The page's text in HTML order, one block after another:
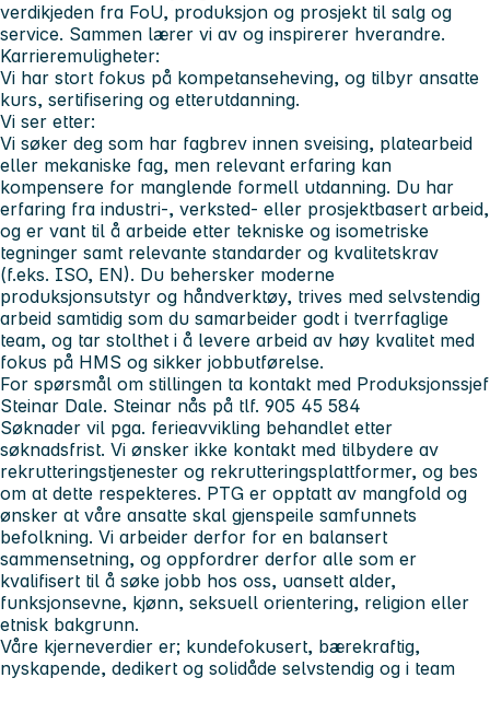
verdikjeden fra FoU, produksjon og prosjekt til salg og
service. Sammen lærer vi av og inspirerer hverandre.
Karrieremuligheter:
Vi har stort fokus på kompetanseheving, og tilbyr ansatte
kurs, sertifisering og etterutdanning.
Vi ser etter:
Vi søker deg som har fagbrev innen sveising, platearbeid
eller mekaniske fag, men relevant erfaring kan
kompensere for manglende formell utdanning. Du har
erfaring fra industri-, verksted- eller prosjektbasert arbeid,
og er vant til å arbeide etter tekniske og isometriske
tegninger samt relevante standarder og kvalitetskrav
(f.eks. ISO, EN). Du behersker moderne
produksjonsutstyr og håndverktøy, trives med selvstendig
arbeid samtidig som du samarbeider godt i tverrfaglige
team, og tar stolthet i å levere arbeid av høy kvalitet med
fokus på HMS og sikker jobbutførelse.
For spørsmål om stillingen ta kontakt med Produksjonssjef
Steinar Dale. Steinar nås på tlf. 905 45 584
Søknader vil pga. ferieavvikling behandlet etter
søknadsfrist. Vi ønsker ikke kontakt med tilbydere av
rekrutteringstjenester og rekrutteringsplattformer, og bes
om at dette respekteres. PTG er opptatt av mangfold og
ønsker at våre ansatte skal gjenspeile samfunnets
befolkning. Vi arbeider derfor for en balansert
sammensetning, og oppfordrer derfor alle som er
kvalifisert til å søke jobb hos oss, uansett alder,
funksjonsevne, kjønn, seksuell orientering, religion eller
etnisk bakgrunn.
Våre kjerneverdier er; kundefokusert, bærekraftig,
nyskapende, dedikert og solidåde selvstendig og i team